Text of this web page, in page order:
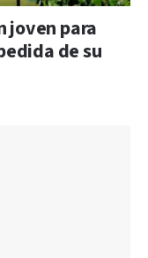
joven para
de su